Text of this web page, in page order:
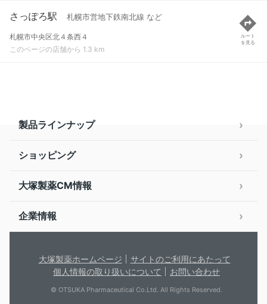
さっぽろ駅 札幌市営地下鉄南北線 など
札幌市中央区北４条西４
このページの店舗から 1.3 km
ルート
を見る
製品ラインナップ
ショッピング
大塚製薬CM情報
企業情報
大塚製薬ホームページ
サイトのご利用にあたって
個人情報の取り扱いについて
お問い合わせ
© OTSUKA Pharmaceutical Co.Ltd. All Rights Reserved.